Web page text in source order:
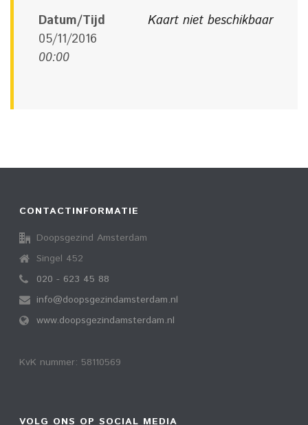
Kaart niet beschikbaar
Datum/Tijd
05/11/2016
00:00
CONTACTINFORMATIE
Doopsgezind Amsterdam
Singel 452
020 - 623 45 88
info@doopsgezindamsterdam.nl
www.doopsgezindamsterdam.nl
KvK nummer: 58110569
VOLG ONS OP SOCIAL MEDIA